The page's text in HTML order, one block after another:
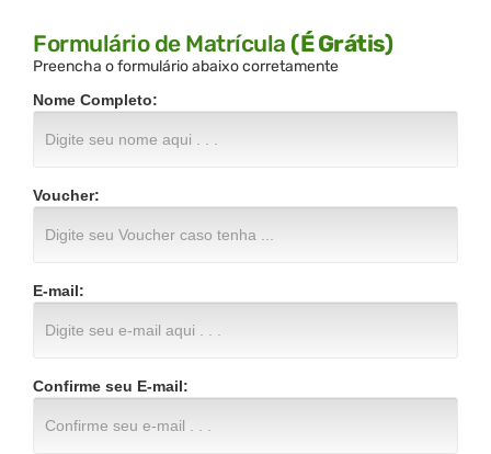
Formulário de Matrícula (É Grátis)
Preencha o formulário abaixo corretamente
Nome Completo:
Voucher:
E-mail:
Confirme seu E-mail: